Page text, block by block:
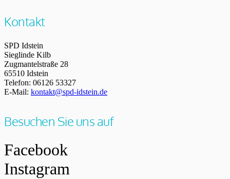
Kontakt
SPD Idstein
Sieglinde Kilb
Zugmantelstraße 28
65510 Idstein
Telefon: 06126 53327
E-Mail: kontakt@spd-idstein.de
Besuchen Sie uns auf
Facebook
Instagram